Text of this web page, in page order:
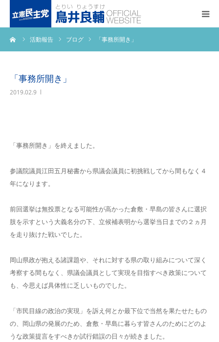
活動報告 ブログ 「事務所開き」
「事務所開き」
2019.02.9
「事務所開き」を終えました。
参議院議員江田五月秘書から県議会議員に初挑戦してから間もなく４
年になります。
前回選挙は無投票となる可能性が高かった倉敷・早島の皆さんに選択
肢を示すという大義名分の下、立候補表明から選挙当日までの２ヵ月
を走り抜けた戦いでした。
岡山県政が抱える諸課題や、それに対する県の取り組みについて深く
考察する間もなく、県議会議員として実現を目指すべき政策について
も、今思えば具体性に乏しいものでした。
「市民目線の政治の実現」を訴え何とか最下位で当然を果たせたもの
の、岡山県の発展のため、倉敷・早島に暮らす皆さんのためにどのよ
うな政策提言をすべきか試行錯誤の日々が続きました。
トップページ
プロフィール